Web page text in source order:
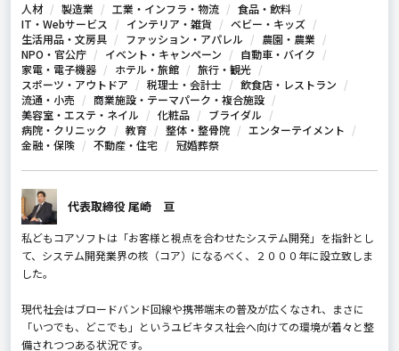
人材
製造業 工業・インフラ・物流
食品・飲料
IT・Webサービス
インテリア・雑貨
ベビー・キッズ
生活用品・文房具
ファッション・アパレル
農園・農業
NPO・官公庁
イベント・キャンペーン
自動車・バイク
家電・電子機器
ホテル・旅館
旅行・観光
スポーツ・アウトドア
税理士・会計士
飲食店・レストラン
流通・小売
商業施設・テーマパーク・複合施設
美容室・エステ・ネイル
化粧品
ブライダル
病院・クリニック
教育 整体・整骨院
エンターテイメント
金融・保険
不動産・住宅 冠婚葬祭
代表取締役 尾崎 亘
私どもコアソフトは「お客様と視点を合わせたシステム開発」を指針とし
て、システム開発業界の核（コア）になるべく、２０００年に設立致しま
した。
現代社会はブロードバンド回線や携帯端末の普及が広くなされ、まさに
「いつでも、どこでも」というユビキタス社会へ向けての環境が着々と整
備されつつある状況です。